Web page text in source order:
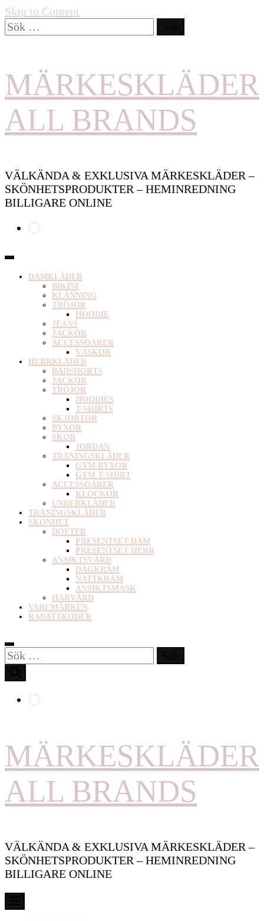
Skip to Content
Sök
efter:
MÄRKESKLÄDER
ALL BRANDS
VÄLKÄNDA & EXKLUSIVA MÄRKESKLÄDER –
SKÖNHETSPRODUKTER – HEMINREDNING
BILLIGARE ONLINE
DAMKLÄDER
BIKINI
KLÄNNING
TRÖJOR
HOODIE
JEANS
JACKOR
ACCESSOARER
VÄSKOR
HERRKLÄDER
BADSHORTS
JACKOR
TRÖJOR
HOODIES
T-SHIRTS
SKJORTOR
BYXOR
SKOR
JORDAN
TRÄNINGSKLÄDER
GYM BYXOR
GYM T-SHIRT
ACCESSOARER
KLOCKOR
UNDERKLÄDER
TRÄNINGSKLÄDER
SKÖNHET
DOFTER
PRESENTSET DAM
PRESENTSET HERR
ANSIKTSVÅRD
DAGKRÄM
NATTKRÄM
ANSIKTSMASK
HÅRVÅRD
VARUMÄRKEN
RABATTKODER
Sök
efter:
MÄRKESKLÄDER
ALL BRANDS
VÄLKÄNDA & EXKLUSIVA MÄRKESKLÄDER –
SKÖNHETSPRODUKTER – HEMINREDNING
BILLIGARE ONLINE